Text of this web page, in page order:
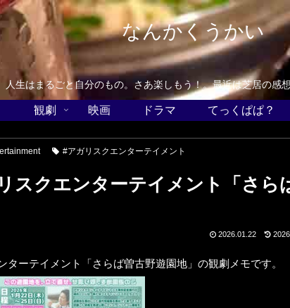
なんかくうかい
人生はまるごと自分のもの。さあ楽しもう！。最近は芝居の感
観劇 映画 ドラマ てっくぱぱ？
#アガリスクエンターテイメント
スクエンターテイメント「さら
2026.01.22
ターテイメント「さらば曽古野遊園地」の観劇メモです。